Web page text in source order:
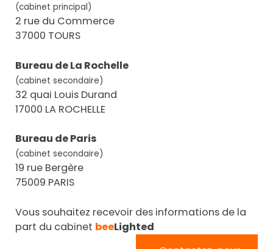
(cabinet principal)
2 rue du Commerce
37000 TOURS
Bureau de La Rochelle
(cabinet secondaire)
32 quai Louis Durand
17000 LA ROCHELLE
Bureau de Paris
(cabinet secondaire)
19 rue Bergère
75009 PARIS
Vous souhaitez recevoir des informations de la
part du cabinet beeLighted